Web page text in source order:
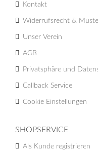
Kontakt
Widerrufsrecht &
Unser Verein
AGB
Privatsphäre und
Callback Service
Cookie Einstellungen
SHOPSERVICE
Als Kunde registrieren